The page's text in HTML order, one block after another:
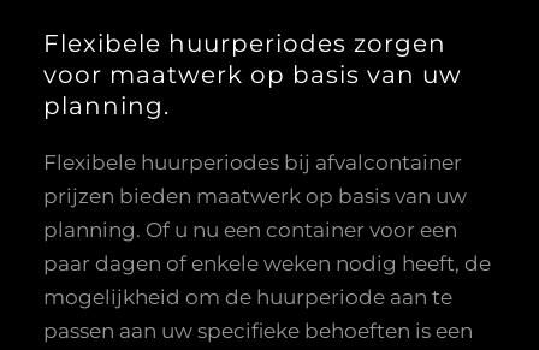
Flexibele huurperiodes zorgen
voor maatwerk op basis van uw
planning.
Flexibele huurperiodes bij afvalcontainer
prijzen bieden maatwerk op basis van uw
planning. Of u nu een container voor een
paar dagen of enkele weken nodig heeft, de
mogelijkheid om de huurperiode aan te
passen aan uw specifieke behoeften is een